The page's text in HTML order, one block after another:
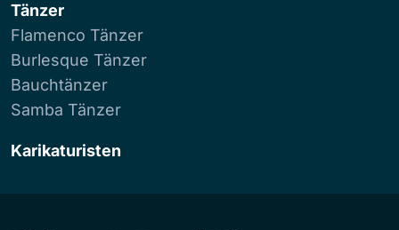
Tänzer
Flamenco Tänzer
Burlesque Tänzer
Bauchtänzer
Samba Tänzer
Karikaturisten